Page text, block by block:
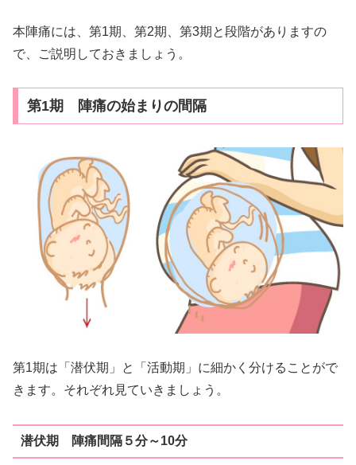
本陣痛には、第1期、第2期、第3期と段階がありますの
で、ご説明しておきましょう。
第1期 陣痛の始まりの間隔
第1期は「潜伏期」と「活動期」に細かく分けることがで
きます。それぞれ見ていきましょう。
潜伏期 陣痛間隔５分～10分